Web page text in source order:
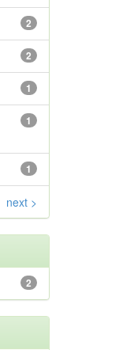
2
2
1
1
1
next >
2